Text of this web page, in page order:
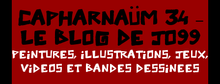
Aller
contenu
CAPHARNAÜM 34 –
LE BLOG DE JO99
PEINTURES, ILLUSTRATIONS, JEUX,
VIDEOS ET BANDES DESSINEES